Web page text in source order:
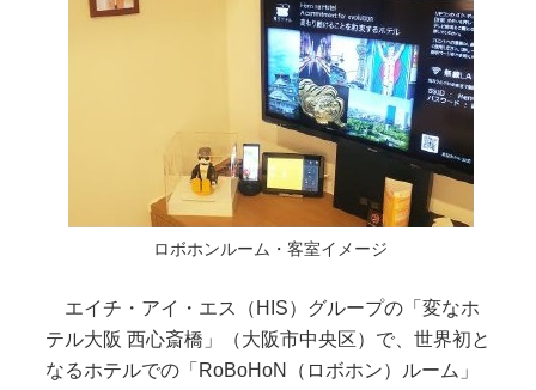
ロボホンルーム・客室イメージ
エイチ・アイ・エス（HIS）グループの「変なホ
テル大阪 西心斎橋」（大阪市中央区）で、世界初と
なるホテルでの「RoBoHoN（ロボホン）ルーム」